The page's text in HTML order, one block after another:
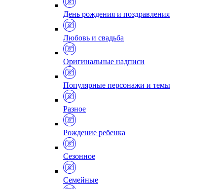
День рождения и поздравления
Любовь и свадьба
Оригинальные надписи
Популярные персонажи и темы
Разное
Рождение ребенка
Сезонное
Семейные